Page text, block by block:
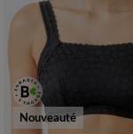
Nouveauté